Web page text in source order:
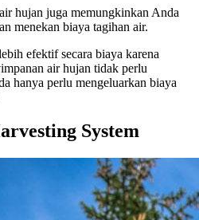
hujan juga memungkinkan Anda
menekan biaya tagihan air.
efektif secara biaya karena
air hujan tidak perlu
hanya perlu mengeluarkan biaya
System